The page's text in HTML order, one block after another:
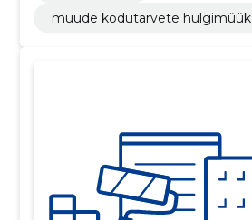
muude kodutarvete hulgimüük